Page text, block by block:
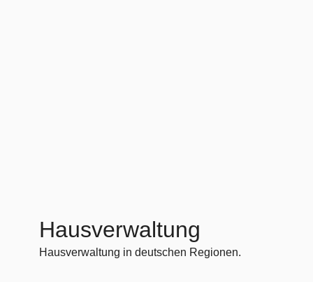
Hausverwaltung
Hausverwaltung in deutschen Regionen.